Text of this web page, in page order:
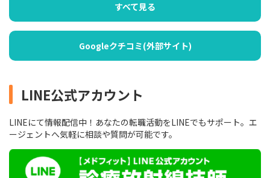
すべて見る
Googleクチコミ(外部サイト)
LINE公式アカウント
LINEにて情報配信中！あなたの転職活動をLINEでもサポート。エ
ージェントへ気軽に相談や質問が可能です。